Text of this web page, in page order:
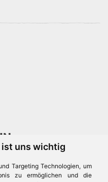
uns wichtig
Targeting Technologien, um
zu ermöglichen und die